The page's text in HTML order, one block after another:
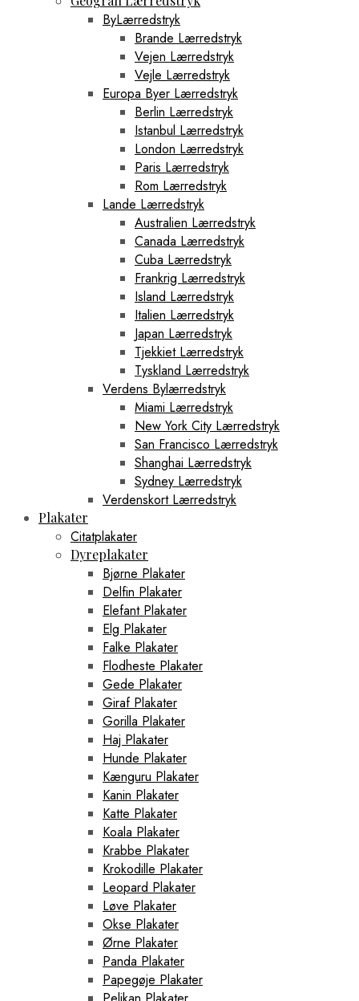
ByLærredstryk
Brande Lærredstryk
Vejen Lærredstryk
Vejle Lærredstryk
Europa Byer Lærredstryk
Berlin Lærredstryk
Istanbul Lærredstryk
London Lærredstryk
Paris Lærredstryk
Rom Lærredstryk
Lande Lærredstryk
Australien Lærredstryk
Canada Lærredstryk
Cuba Lærredstryk
Frankrig Lærredstryk
Island Lærredstryk
Italien Lærredstryk
Japan Lærredstryk
Tjekkiet Lærredstryk
Tyskland Lærredstryk
Verdens Bylærredstryk
Miami Lærredstryk
New York City Lærredstryk
San Francisco Lærredstryk
Shanghai Lærredstryk
Sydney Lærredstryk
Verdenskort Lærredstryk
Plakater
Citatplakater
Dyreplakater
Bjørne Plakater
Delfin Plakater
Elefant Plakater
Elg Plakater
Falke Plakater
Flodheste Plakater
Gede Plakater
Giraf Plakater
Gorilla Plakater
Haj Plakater
Hunde Plakater
Kænguru Plakater
Kanin Plakater
Katte Plakater
Koala Plakater
Krabbe Plakater
Krokodille Plakater
Leopard Plakater
Løve Plakater
Okse Plakater
Ørne Plakater
Panda Plakater
Papegøje Plakater